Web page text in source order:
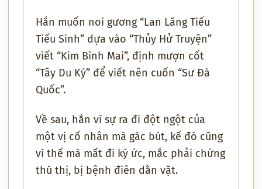
Hắn muốn noi gương “Lan Lăng Tiếu
Tiếu Sinh” dựa vào “Thủy Hử Truyện”
viết “Kim Bình Mai”, định mượn cốt
“Tây Du Ký” để viết nên cuốn “Sư Đà
Quốc”.
Về sau, hắn vì sự ra đi đột ngột của
một vị cố nhân mà gác bút, kế đó cũng
vì thế mà mất đi ký ức, mắc phải chứng
thú thị, bị bệnh điên dằn vặt.